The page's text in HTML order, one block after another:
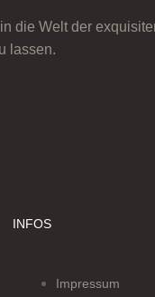
die Welt der
lassen.
INFOS
Impressum